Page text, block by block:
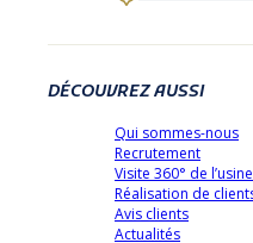
DÉCOUVREZ AUSSI
Qui sommes-nous
Recrutement
Visite 360° de
Réalisation de
Avis clients
Actualités